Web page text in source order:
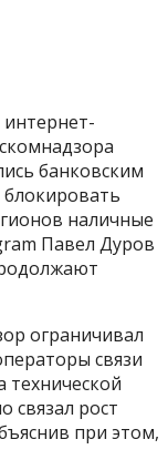
банковским
наличные
Павел Дуров
ограничивал
связи
связал рост
при этом,